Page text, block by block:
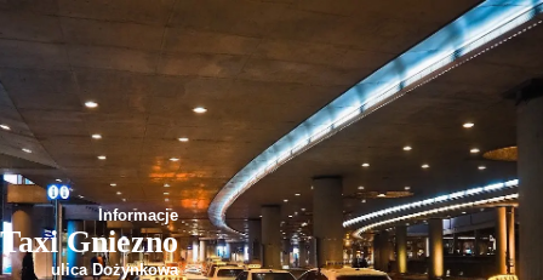
Informacje
Taxi Gniezno
ulica Dożynkowa